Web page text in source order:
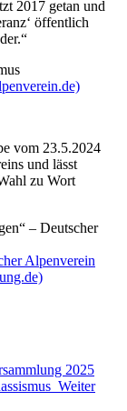
2017 getan und
öffentlich
vom 23.5.2024
und lässt
zu Wort
– Deutscher
Alpenverein
2025
Weiter